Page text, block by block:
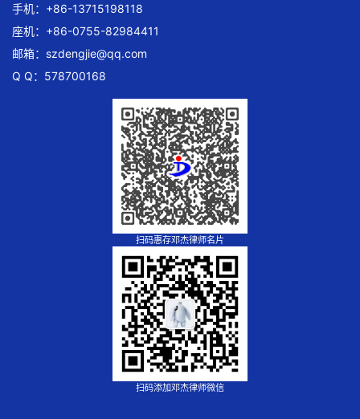
手机：+86-13715198118
座机：+86-0755-82984411
邮箱： szdengjie@qq.com
Q Q：578700168
扫码惠存邓杰律师名片
扫码添加邓杰律师微信